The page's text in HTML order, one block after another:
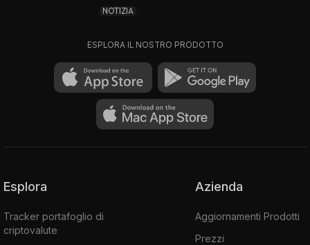
NOTIZIA
ESPLORA IL NOSTRO PRODOTTO
Esplora
Tracker portafoglio di
criptovalute
Azienda
Aggiornamenti Prodotti
Prezzi